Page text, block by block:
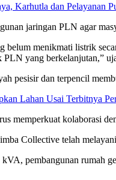
Karhutla dan Pelayanan
jaringan PLN agar
belum menikmati listrik
PLN yang berkelanjutan,”
pesisir dan terpencil
Lahan Usai Terbitnya
memperkuat kolaborasi
Collective telah
pembangunan rumah